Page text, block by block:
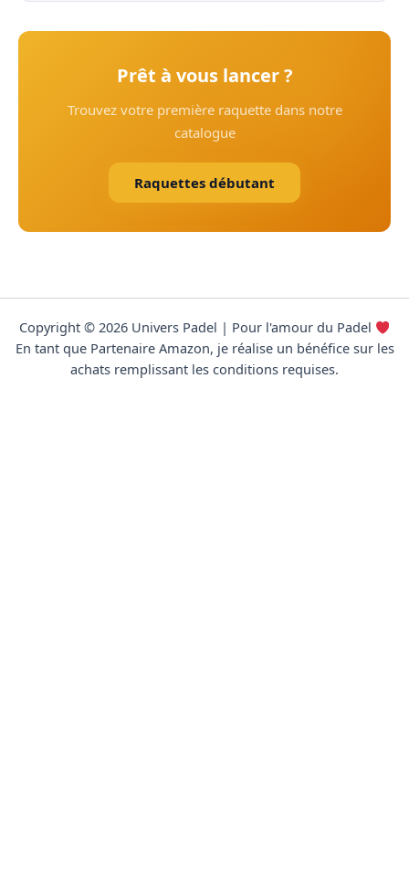
Prêt à vous lancer ?
Trouvez votre première raquette dans notre
catalogue
Raquettes débutant
Copyright © 2026 Univers Padel | Pour l'amour du Padel
En tant que Partenaire Amazon, je réalise un bénéfice sur les
achats remplissant les conditions requises.